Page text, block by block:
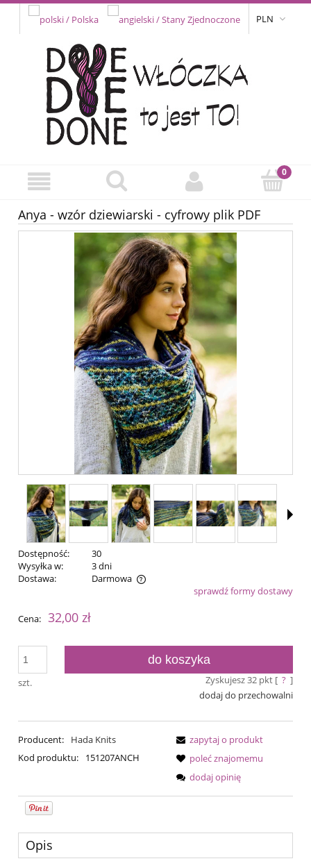
PLN
Anya - wzór dziewiarski - cyfrowy plik PDF
Dostępność:
30
Wysyłka w:
3 dni
Dostawa:
Darmowa
Cena nie zawiera ewentualnych kosztów płatnościsprawdź formy dostawy
Cena: 32,00 zł
szt.
do koszyka
Zyskujesz32pkt [ ? ]
dodaj do przechowalni
Producent:
Hada Knits
Kod produktu:
151207ANCH
zapytaj o produkt
poleć znajomemu
dodaj opinię
Opis